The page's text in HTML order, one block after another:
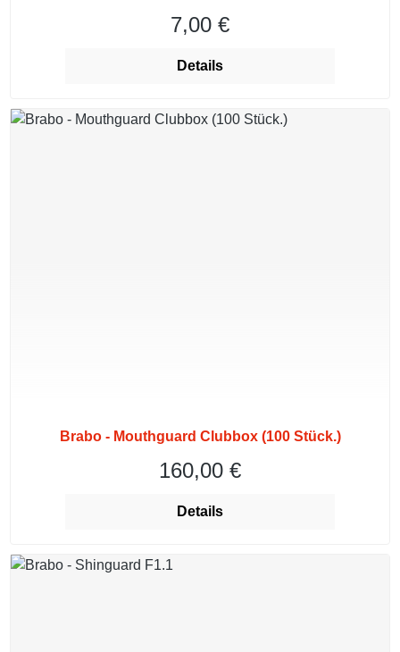
Regulärer Preis:
7,00 €
Details
Brabo - Mouthguard Clubbox (100 Stück.)
Regulärer Preis:
160,00 €
Details